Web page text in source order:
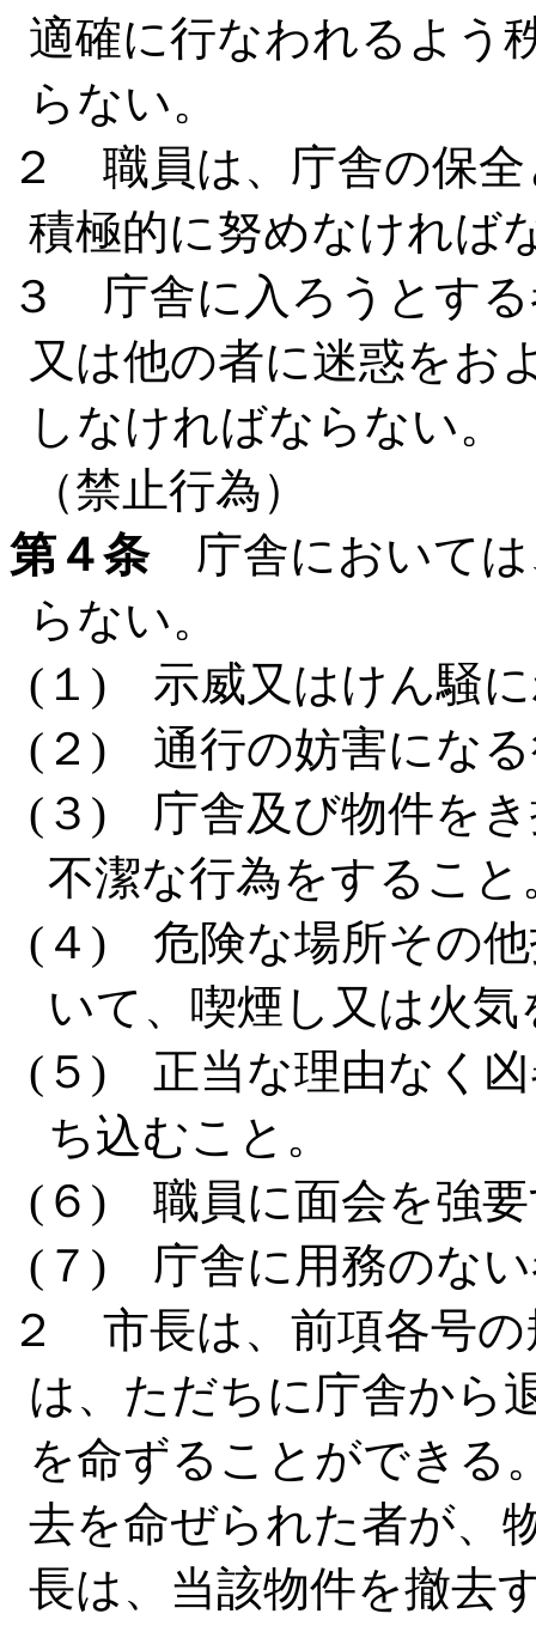
適確に行なわれるよう
らない。
２ 職員は、庁舎の保
積極的に努めなければ
３ 庁舎に入ろうとす
又は他の者に迷惑をお
しなければならない。
（禁止行為）
第４条庁舎においては
らない。
(１) 示威又はけん騒
(２) 通行の妨害にな
(３) 庁舎及び物件をき
不潔な行為をすること
(４) 危険な場所その他
いて、喫煙し又は火
(５) 正当な理由なく凶
ち込むこと。
(６) 職員に面会を強要
(７) 庁舎に用務のな
２ 市長は、前項各号
は、ただちに庁舎から
を命ずることができる
去を命ぜられた者が、
長は、当該物件を撤去